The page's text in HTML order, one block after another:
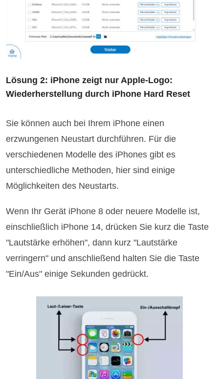
Lösung 2: iPhone zeigt nur Apple-Logo:
Wiederherstellung durch iPhone Hard Reset
Sie können auch bei Ihrem iPhone einen
erzwungenen Neustart durchführen. Für die
verschiedenen Modelle des iPhones gibt es
unterschiedliche Methoden, hier sind einige
Möglichkeiten des Neustarts.
Wenn Ihr Gerät iPhone 8 oder neuere Modelle ist,
einschließlich iPhone 14, drücken Sie kurz die Taste
"Lautstärke erhöhen", dann kurz "Lautstärke
verringern" und anschließend halten Sie die Taste
"Ein/Aus" einige Sekunden gedrückt.